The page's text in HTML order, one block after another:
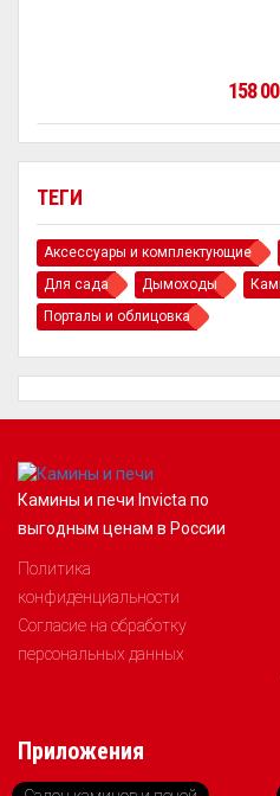
ТЕГИ
Аксессуары и комплектующие
Для сада
Дымоходы
Порталы и облицовка
158
Камины и печи Invicta по
выгодным ценам в России
Политика
конфиденциальности
Согласие на обработку
персональных данных
Приложения